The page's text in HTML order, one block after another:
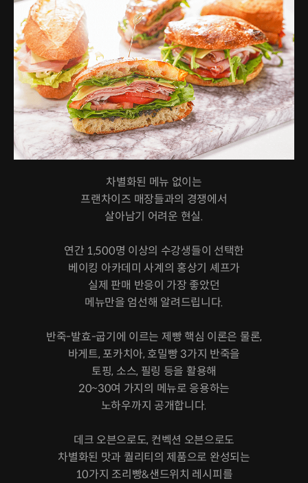
차별화된 메뉴 없이는
프랜차이즈 매장들과의 경쟁에서
살아남기 어려운 현실.
연간 1,500명 이상의 수강생들이 선택한
베이킹 아카데미 사계의 홍상기 셰프가
실제 판매 반응이 가장 좋았던
메뉴만을 엄선해 알려드립니다.
반죽-발효-굽기에 이르는 제빵 핵심 이론은 물론,
바게트, 포카치아, 호밀빵 3가지 반죽을
토핑, 소스, 필링 등을 활용해
20~30여 가지의 메뉴로 응용하는
노하우까지 공개합니다.
데크 오븐으로도, 컨벡션 오븐으로도
차별화된 맛과 퀄리티의 제품으로 완성되는
10가지 조리빵&샌드위치 레시피를